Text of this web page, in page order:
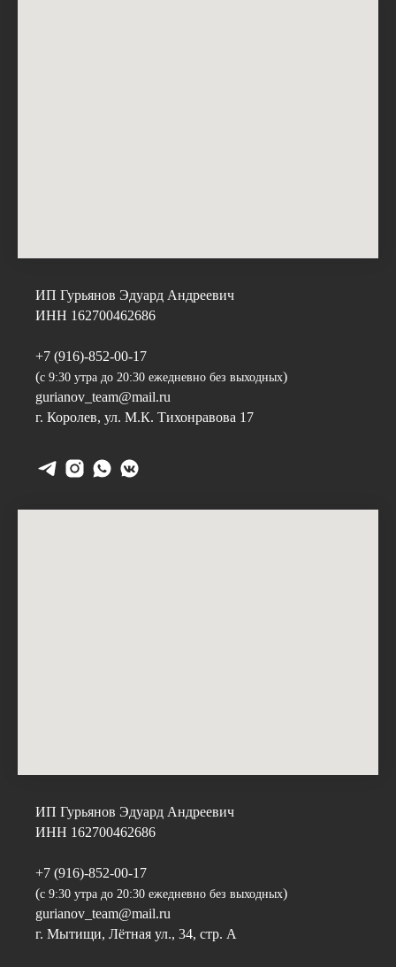
ИП Гурьянов Эдуард Андреевич
ИНН 162700462686
+7 (916)-852-00-17
(с 9:30 утра до 20:30 ежедневно без выходных)
gurianov_team@mail.ru
г. Королев, ул. М.К. Тихонравова 17
ИП Гурьянов Эдуард Андреевич
ИНН 162700462686
+7 (916)-852-00-17
(с 9:30 утра до 20:30 ежедневно без выходных)
gurianov_team@mail.ru
г. Мытищи, Лётная ул., 34, стр. А